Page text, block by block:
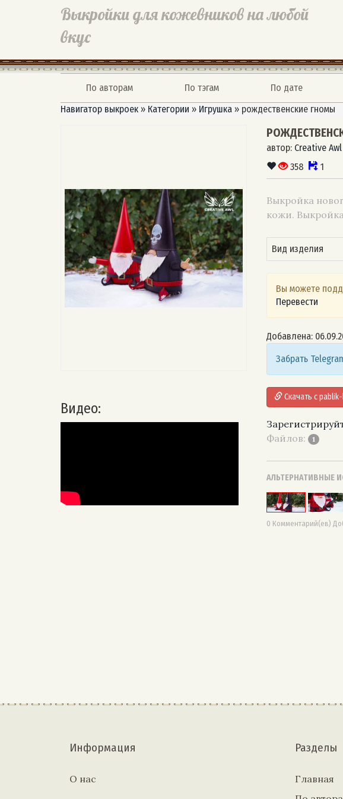
Выкройки для кожевников на любой
вкус
По авторам По тэгам По дате
Навигатор выкроек » Категории » Игрушка » рождественские гномы
Видео:
автор: Creative Awl
358
1
Выкройка
кожи.
Вид изделия
Вы можете
Перевести
Добавлена:
Забрать
Скачать с
Файлов:
1
АЛЬТЕРНАТИВНЫЕ
0 Комментарий(ев)
Информация
О нас
Разделы
Главная